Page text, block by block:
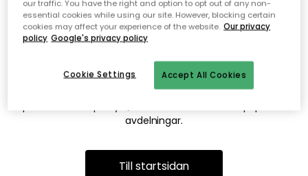
söker
Detta kan bero på att sidan inte längre finns eller att den har
flyttats. Vi ber om ursäkt för besväret. I menyn ovan kan du
prova att söka på nytt, eller besöka en av våra populära
avdelningar.
Till startsidan
our traffic. You have the right and option to opt out of any non-
essential cookies while using our site. However, blocking certain
cookies may affect your experience of the website. Our privacy
policy Google's privacy policy
Accept All Cookies
Cookie Settings